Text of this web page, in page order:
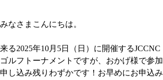
みなさまこんにちは。
来る2025年10月5日（日）に開催するJCCNC
ゴルフトーナメントですが、おかげ様で参加
申し込み残りわずかです！お早めにお申込み